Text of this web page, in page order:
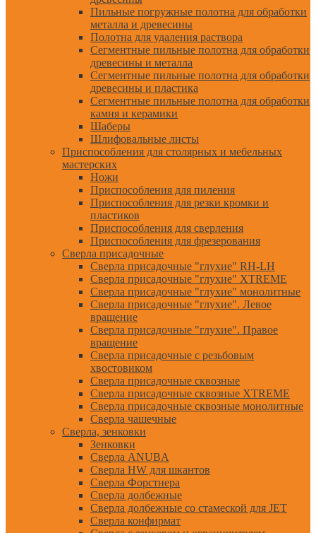
Пильные погружные полотна для обработки
металла и древесины
Полотна для удаления раствора
Сегментные пильные полотна для обработки
древесины и металла
Сегментные пильные полотна для обработки
древесины и пластика
Сегментные пильные полотна для обработки
камня и керамики
Шаберы
Шлифовальные листы
Приспособления для столярных и мебельных
мастерских
Ножи
Приспособления для пиления
Приспособления для резки кромки и
пластиков
Приспособления для сверления
Приспособления для фрезерования
Сверла присадочные
Сверла присадочные "глухие" RH-LH
Сверла присадочные "глухие" XTREME
Сверла присадочные "глухие" монолитные
Сверла присадочные "глухие". Левое
вращение
Сверла присадочные "глухие". Правое
вращение
Сверла присадочные с резьбовым
хвостовиком
Сверла присадочные сквозные
Сверла присадочные сквозные XTREME
Сверла присадочные сквозные монолитные
Сверла чашечные
Сверла, зенковки
Зенковки
Сверла ANUBA
Сверла HW для шкантов
Сверла Форстнера
Сверла долбежные
Сверла долбежные со стамеской для JET
Сверла конфирмат